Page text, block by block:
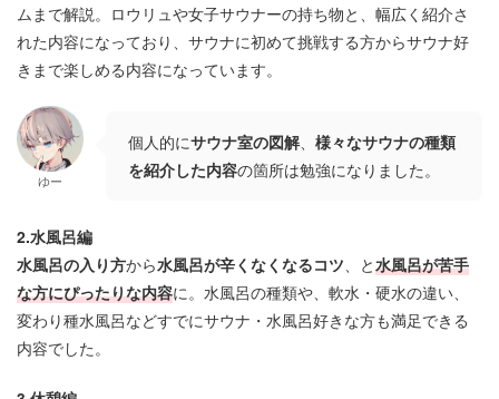
ムまで解説。ロウリュや女子サウナーの持ち物と、幅広く紹介さ
れた内容になっており、サウナに初めて挑戦する方からサウナ好
きまで楽しめる内容になっています。
ゆー
個人的にサウナ室の図解、 様々なサウナの種類
を紹介した内容の箇所は勉強になりました。
2.水風呂編
水風呂の入り方から水風呂が辛くなくなるコツ 、と水風呂が苦手
な方にぴったりな内容に。水風呂の種類や、軟水・硬水の違い、
変わり種水風呂などすでにサウナ・水風呂好きな方も満足できる
内容でした。